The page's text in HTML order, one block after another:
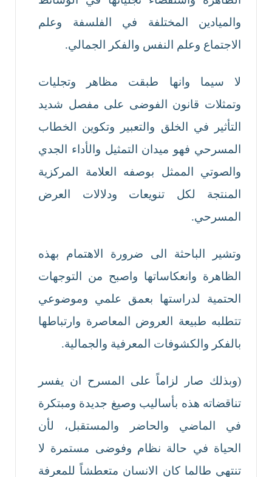
والميادين المختلفة في الفلسفة وعلم
الاجتماع وعلم النفس والفكر الجمالي.
لا سيما وانها طبقت مظاهر وتجليات
وتمثلات قانون الفوضى على مفصل شديد
التأثير في الخلق والتعبير وتكوين الخطاب
المسرحي فهو ميدان التمثيل والأداء الجدي
والصوتي الممثل بوصفه العلامة المركزية
المنتجة لكل تنويعات ودلالات العرض
المسرحي.
وتشير الباحثة الى ضرورة الاهتمام بهذه
الظاهرة وانعكاساتها واصبح من التوجهات
الحتمية لدراستها بعمق علمي وموضوعي
تتطلبه طبيعة العروض المعاصرة وارتباطها
بالفكر والكشوفات المعرفية والجمالية.
(وبذلك صار لزاماً على المسرح ان يفسر
تناقضاته هذه بأساليب وصيغ جديدة ومبتكرة
في الماضي والحاضر والمستقبل، لأن
الحياة في حالة نظام وفوضى مستمرة لا
تنتهي طالما كان الانسان متعطشاً للمعرفة